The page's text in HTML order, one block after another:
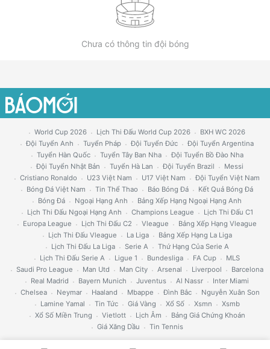
Chưa có thông tin đội bóng
World Cup 2026 Lịch Thi Đấu World Cup 2026
BXH WC 2026
Đội Tuyển Anh
Tuyển Pháp Đội Tuyển Đức
Đội Tuyển Argentina
Tuyển Hàn Quốc
Tuyển Tây Ban Nha
Đội Tuyển Bồ Đào Nha
Đội Tuyển Nhật Bản
Tuyển Hà Lan Đội Tuyển Brazil
Messi
Cristiano Ronaldo
U23 Việt Nam U17 Việt Nam
Đội Tuyển Việt Nam
Bóng Đá Việt Nam
Tin Thể Thao Báo Bóng Đá
Kết Quả Bóng Đá
Bóng Đá
Ngoại Hạng Anh
Bảng Xếp Hạng Ngoại Hạng Anh
Lịch Thi Đấu Ngoại Hạng Anh
Champions League
Lịch Thi Đấu C1
Europa League
Lịch Thi Đấu C2 Vleague
Bảng Xếp Hạng Vleague
Lịch Thi Đấu Vleague
La Liga
Bảng Xếp Hạng La Liga
Lịch Thi Đấu La Liga
Serie A
Thứ Hạng Của Serie A
Lịch Thi Đấu Serie A
Ligue 1 Bundesliga FA Cup
MLS
Saudi Pro League
Man Utd Man City Arsenal Liverpool
Barcelona
Real Madrid
Bayern Munich Juventus Al Nassr
Inter Miami
Chelsea
Neymar Haaland Mbappe Đình Bắc
Nguyễn Xuân Son
Lamine Yamal
Tin Tức Giá Vàng Xổ Số Xsmn
Xsmb
Xổ Số Miền Trung
Vietlott Lịch Âm
Bảng Giá Chứng Khoán
Giá Xăng Dầu
Tin Tennis